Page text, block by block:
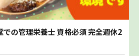
での管理栄養士 資格必須 完全週休2